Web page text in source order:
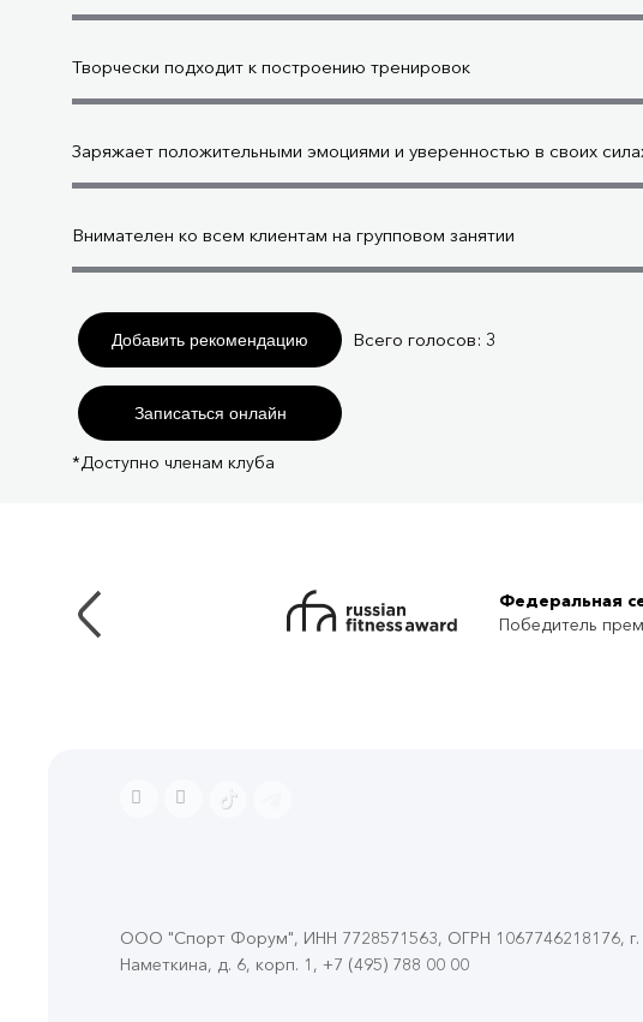
Творчески подходит к построению тренировок
Заряжает положительными эмоциями и уверенностью в своих
Внимателен ко всем клиентам на групповом занятии
Добавить рекомендацию Всего голосов: 3
Записаться онлайн
*Доступно членам клуба
Федеральная
Победитель
ООО "Спорт Форум", ИНН 7728571563, ОГРН 1067746218176, г.
Наметкина, д. 6, корп. 1 , +7 (495) 788 00 00